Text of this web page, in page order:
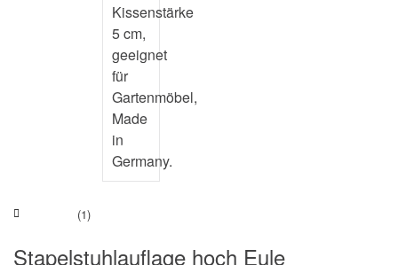
(1)
Stapelstuhlauflage hoch Eule